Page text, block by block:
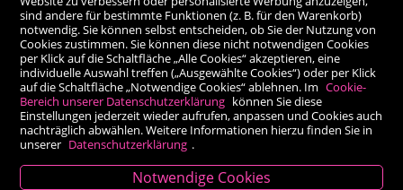
sind andere für bestimmte Funktionen (z. B. für den Warenkorb)
notwendig. Sie können selbst entscheiden, ob Sie der Nutzung von
Cookies zustimmen. Sie können diese nicht notwendigen Cookies
per Klick auf die Schaltfläche „Alle Cookies“ akzeptieren, eine
individuelle Auswahl treffen („Ausgewählte Cookies“) oder per Klick
auf die Schaltfläche „Notwendige Cookies“ ablehnen. Im Cookie-
Bereich unserer Datenschutzerklärung können Sie diese
Einstellungen jederzeit wieder aufrufen, anpassen und Cookies auch
nachträglich abwählen. Weitere Informationen hierzu finden Sie in
unserer Datenschutzerklärung .
Notwendige Cookies